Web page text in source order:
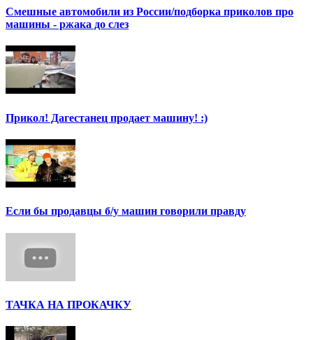
Смешные автомобили из России/подборка приколов про
машины - ржака до слез
Прикол! Дагестанец продает машину! :)
Если бы продавцы б/у машин говорили правду
ТАЧКА НА ПРОКАЧКУ